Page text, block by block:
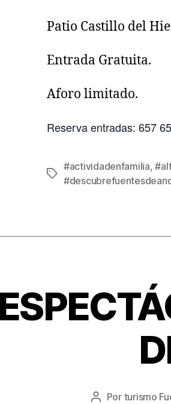
Patio Castillo del
Entrada Gratuita.
Aforo limitado.
Reserva entradas: 657
#actividadenfamilia,
Por turismo